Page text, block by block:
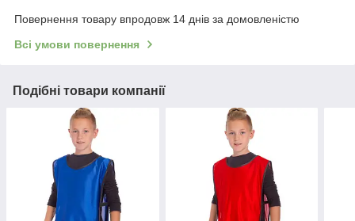
Повернення товару впродовж 14 днів за домовленістю
Всі умови повернення
Подібні товари компанії